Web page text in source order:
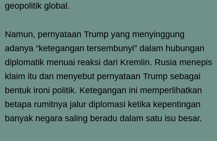
geopolitik global.
Namun, pernyataan Trump yang menyinggung
adanya “ketegangan tersembunyi” dalam hubungan
diplomatik menuai reaksi dari Kremlin. Rusia menepis
klaim itu dan menyebut pernyataan Trump sebagai
bentuk ironi politik. Ketegangan ini memperlihatkan
betapa rumitnya jalur diplomasi ketika kepentingan
banyak negara saling beradu dalam satu isu besar.